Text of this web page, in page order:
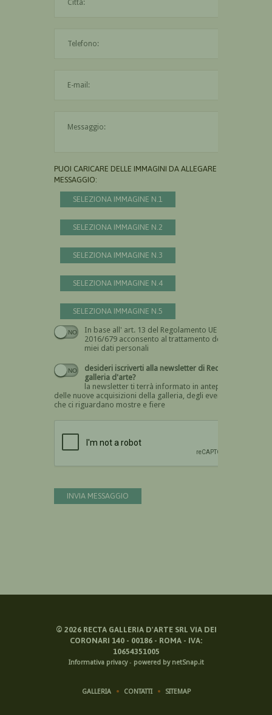
PUOI CARICARE DELLE IMMAGINI DA ALLEGARE AL
MESSAGGIO:
SELEZIONA IMMAGINE N.1
SELEZIONA IMMAGINE N.2
SELEZIONA IMMAGINE N.3
SELEZIONA IMMAGINE N.4
SELEZIONA IMMAGINE N.5
In base all' art. 13 del Regolamento UE n.
2016/679 acconsento al trattamento dei
miei dati personali
Devi dare il consenso
desideri iscriverti alla newsletter di Recta
galleria d'arte?
la newsletter ti terrà informato in anteprima
delle nuove acquisizioni della galleria, degli eventi
che ci riguardano mostre e fiere
INVIA MESSAGGIO
© 2026RECTA GALLERIA D'ARTE SRL VIA DEI
CORONARI 140 - 00186 - ROMA - IVA:
10654351005
Informativa privacy- powered by netSnap.it
GALLERIA CONTATTI SITEMAP